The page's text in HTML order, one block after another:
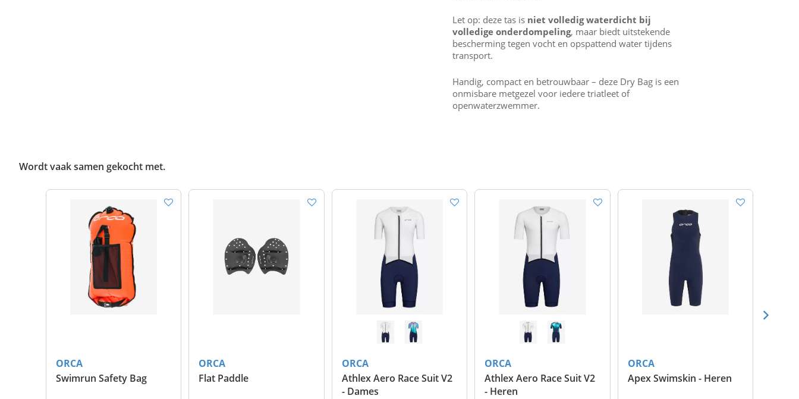
Let op: deze tas is niet volledig waterdicht bij
volledige onderdompeling, maar biedt uitstekende
bescherming tegen vocht en opspattend water tijdens
transport.
Handig, compact en betrouwbaar – deze Dry Bag is een
onmisbare metgezel voor iedere triatleet of
openwaterzwemmer.
Wordt vaak samen gekocht met.
ORCA
Swimrun Safety Bag
ORCA
Flat Paddle
ORCA
Athlex Aero Race Suit V2
- Dames
ORCA
Athlex Aero Race Suit V2
- Heren
ORCA
Apex Swimskin - Heren